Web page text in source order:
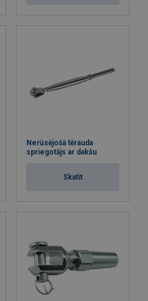
Nerūsējošā tērauda
spriegotājs ar dakšu
Skatīt